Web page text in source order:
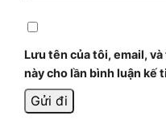
Lưu tên của tôi, email,
này cho lần bình luận kế